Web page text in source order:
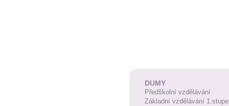
DUMY
Předškolní vzdělávání
Základní vzdělávání